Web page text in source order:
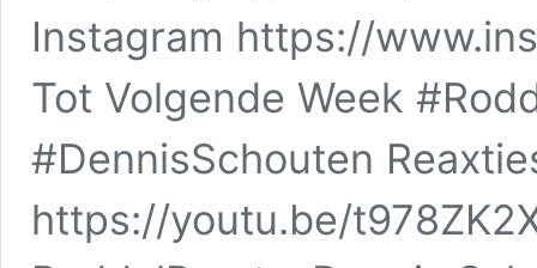
Instagram https://
Tot Volgende Week
#DennisSchouten
https://youtu.be/